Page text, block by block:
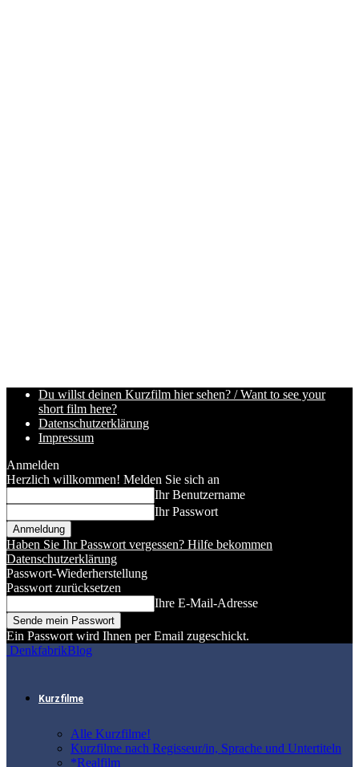
Du willst deinen Kurzfilm hier sehen? / Want to see your
short film here?
Datenschutzerklärung
Impressum
Anmelden
Herzlich willkommen! Melden Sie sich an
Ihr Benutzername
Ihr Passwort
Haben Sie Ihr Passwort vergessen? Hilfe bekommen
Datenschutzerklärung
Passwort-Wiederherstellung
Passwort zurücksetzen
Ihre E-Mail-Adresse
Ein Passwort wird Ihnen per Email zugeschickt.
DenkfabrikBlog
Kurzfilme
Alle Kurzfilme!
Kurzfilme nach Regisseur/in, Sprache und Untertiteln
*Realfilm